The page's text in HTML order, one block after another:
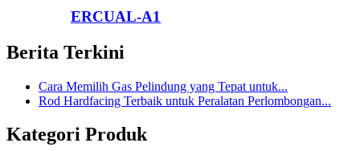
ERCUAL-A1
Berita Terkini
Cara Memilih Gas Pelindung yang Tepat untuk...
Rod Hardfacing Terbaik untuk Peralatan Perlombongan...
Kategori Produk